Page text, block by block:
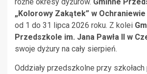
„Kolorowy Zakątek” w Ochraniewie
od 1 do 31 lipca 2026 roku. Z kolei
Przedszkole im. Jana Pawła II w
swoje dyżury na cały sierpień.
Oddziały przedszkolne przy